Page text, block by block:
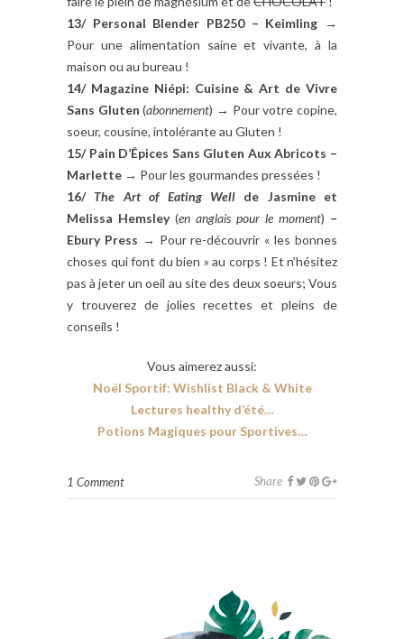
13/ Personal Blender PB250 – Keimling →
Pour une alimentation saine et vivante, à la
maison ou au bureau !
14/ Magazine Niépi: Cuisine & Art de Vivre
Sans Gluten (abonnement) → Pour votre copine,
soeur, cousine, intolérante au Gluten !
15/ Pain D’Épices Sans Gluten Aux Abricots –
Marlette → Pour les gourmandes pressées !
16/ The Art of Eating Wellde Jasmine et
Melissa Hemsley(en anglais pour le moment) –
Ebury Press → Pour re-découvrir « les bonnes
choses qui font du bien » au corps ! Et n’hésitez
pas à jeter un oeil au site des deux soeurs; Vous
y trouverez de jolies recettes et pleins de
conseils !
Vous aimerez aussi:
Noël Sportif: Wishlist Black & White
Lectures healthy d’été…
Potions Magiques pour Sportives…
1 Comment Share